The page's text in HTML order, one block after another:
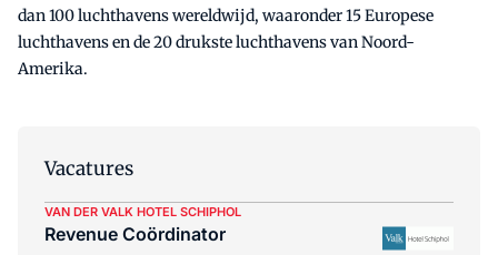
dan 100 luchthavens wereldwijd, waaronder 15 Europese
luchthavens en de 20 drukste luchthavens van Noord-
Amerika.
Vacatures
VAN DER VALK HOTEL SCHIPHOL
Revenue Coördinator